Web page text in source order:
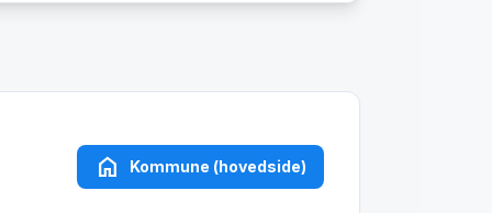
home Kommune (hovedside)